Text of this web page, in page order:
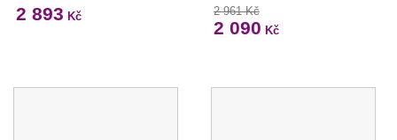
2 893 Kč 2 961 Kč
2 090 Kč